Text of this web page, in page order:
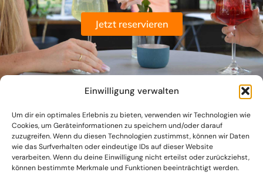
Einwilligung verwalten
Um dir ein optimales Erlebnis zu bieten, verwenden wir Technologien wie
Cookies, um Geräteinformationen zu speichern und/oder darauf
zuzugreifen. Wenn du diesen Technologien zustimmst, können wir Daten
wie das Surfverhalten oder eindeutige IDs auf dieser Website
verarbeiten. Wenn du deine Einwilligung nicht erteilst oder zurückziehst,
können bestimmte Merkmale und Funktionen beeinträchtigt werden.
Jetzt reservieren